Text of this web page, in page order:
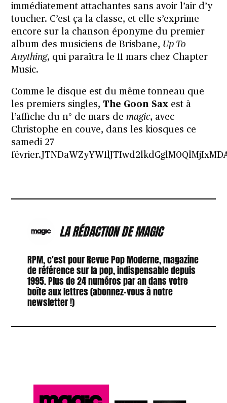
immédiatement attachantes sans avoir l’air d’y
toucher. C’est ça la classe, et elle s’exprime
encore sur la chanson éponyme du premier
album des musiciens de Brisbane, Up To
Anything, qui paraîtra le 11 mars chez Chapter
Music.
Comme le disque est du même tonneau que
les premiers singles, The Goon Sax est à
l’affiche du n° de mars demagic, avec
Christophe en couve, dans les kiosques ce
samedi 27
LA RÉDACTION DE MAGIC
RPM, c'est pour Revue Pop Moderne, magazine
de référence sur la pop, indispensable depuis
1995. Plus de 24 numéros par an dans votre
boîte aux lettres (abonnez-vous à notre
newsletter !)